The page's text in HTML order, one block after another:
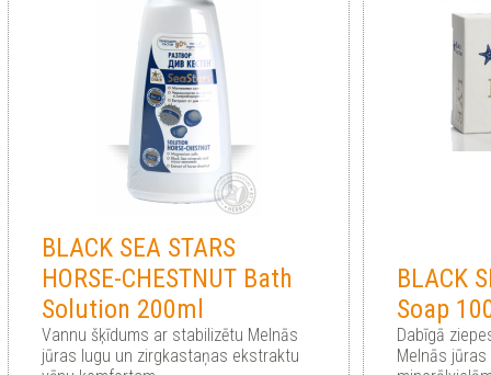
BLACK SEA STARS
HORSE-CHESTNUT Bath
Solution 200ml
Vannu šķīdums ar stabilizētu Melnās
jūras lugu un zirgkastaņas ekstraktu
BLACK
Soap
Dabīgā
Melnās